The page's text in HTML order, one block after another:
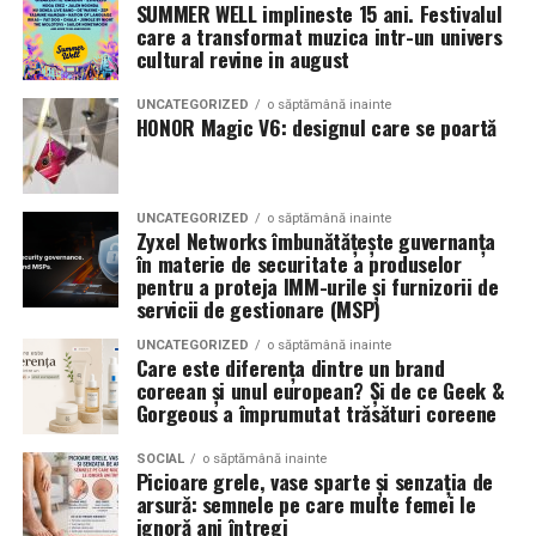
Romanita Events continuă astfel să fie o gazdă
importantă a momentelor speciale din Maramureș,
combinând experiența organizatorică cu capacitatea de
a transforma fiecare eveniment într-o amintire
deosebită pentru participanți.
latimea si aspectul flancului pot schimba complet felul
in care masina sta pe roti. O alegere inspirata poate
accentua liniile caroseriei si poate oferi un look
echilibrat, in timp ce o alegere gresita poate strica
proportiile, chiar daca restul masinii este bine realizat.
Anvelopele ca element vizual la show-uri auto
La evenimentele auto din Cluj, anvelopele nu sunt doar
componente functionale, ci si elemente vizuale. Publicul
si fotografii surprind adesea detalii precum modul in
care roata umple aripa, distanta fata de caroserie si
aspectul general al ansamblului roata-janta.
Anvelopele curate, cu dimensiuni corecte si uzura
uniforma, contribuie la imaginea profesionala a unei
masini de show. In multe cazuri, acestea completeaza
jantele si intaresc conceptul ales de proprietar, fie ca
vorbim despre un stil elegant, sportiv sau minimalist.
SUMMER WELL implineste 15 ani. Festivalul
care a transformat muzica intr-un univers
cultural revine in august
UNCATEGORIZED o săptămână inainte
HONOR Magic V6: designul care se poartă
UNCATEGORIZED o săptămână inainte
Zyxel Networks îmbunătățește guvernanța
în materie de securitate a produselor
pentru a proteja IMM-urile și furnizorii de
servicii de gestionare (MSP)
UNCATEGORIZED o săptămână inainte
Care este diferența dintre un brand
coreean și unul european? Și de ce Geek &
Gorgeous a împrumutat trăsături coreene
SOCIAL o săptămână inainte
Picioare grele, vase sparte și senzația de
arsură: semnele pe care multe femei le
ignoră ani întregi